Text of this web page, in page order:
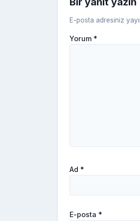
E-posta adresiniz
Yorum *
Ad *
E-posta *